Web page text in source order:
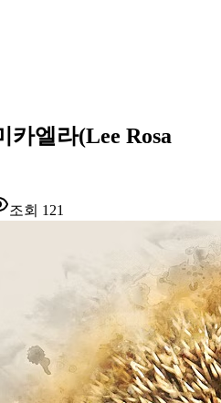
카엘라(Lee Rosa
조회 121